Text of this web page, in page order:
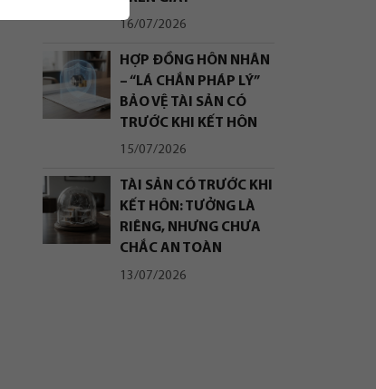
16/07/2026
HỢP ĐỒNG HÔN NHÂN
– “LÁ CHẮN PHÁP LÝ”
BẢO VỆ TÀI SẢN CÓ
TRƯỚC KHI KẾT HÔN
15/07/2026
TÀI SẢN CÓ TRƯỚC KHI
KẾT HÔN: TƯỞNG LÀ
RIÊNG, NHƯNG CHƯA
CHẮC AN TOÀN
13/07/2026